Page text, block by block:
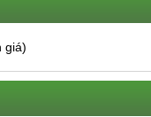
giá)